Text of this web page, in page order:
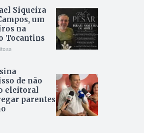
Siqueira
um
na
Tocantins
de não
eleitoral
parentes